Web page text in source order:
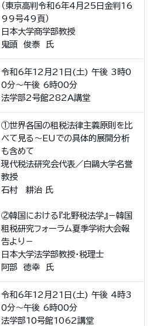
（東京高判令和6年4月25日金判16
99号49頁）
日本大学商学部教授
鬼頭 俊泰 氏
令和6年12月21日(土) 午後 3時0
0分～午後 6時00分
法学部2号館282A講堂
①世界各国の租税法律主義原則を比
べて見る～EUでの具体的展開分析
も含めて
現代税法研究会代表／白鷗大学名誉
教授
石村 耕治 氏
②韓国における『北野税法学』－韓国
租税研究フォーラム夏季学術大会報
告より－
日本大学法学部教授・税理士
阿部 徳幸 氏
令和6年12月21日(土) 午後 4時3
0分～午後 6時00分
法学部10号館1062講堂